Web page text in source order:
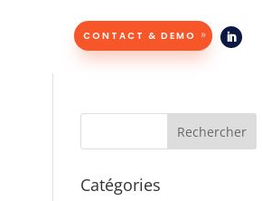
CONTACT & DEMO
Catégories